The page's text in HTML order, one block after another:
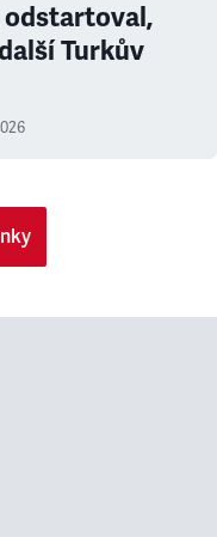
odstartoval,
Turkův